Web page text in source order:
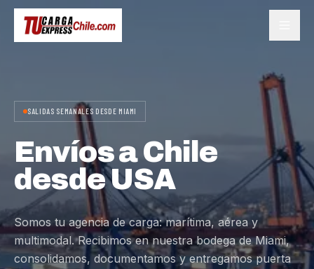
SALIDAS SEMANALES DESDE MIAMI
Envíos a Chile
desde USA
Somos tu agencia de carga: marítima, aérea y
multimodal. Recibimos en nuestra bodega de Miami,
consolidamos, documentamos y entregamos puerta